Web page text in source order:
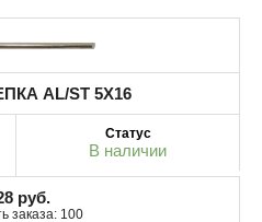
AL/ST 5X16
В наличии
руб.
заказа: 100